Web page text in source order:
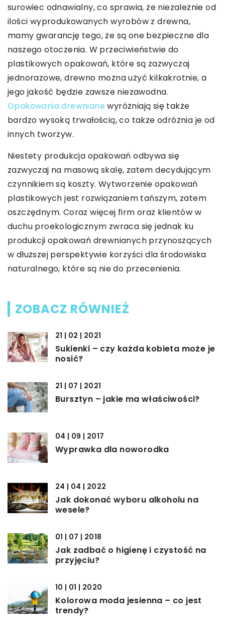
surowiec odnawialny, co sprawia, że niezależnie od
ilości wyprodukowanych wyrobów z drewna,
mamy gwarancję tego, że są one bezpieczne dla
naszego otoczenia. W przeciwieństwie do
plastikowych opakowań, które są zazwyczaj
jednorazowe, drewno można użyć kilkakrotnie, a
jego jakość będzie zawsze niezawodna.
Opakowania drewniane wyróżniają się także
bardzo wysoką trwałością, co także odróżnia je od
innych tworzyw.
Niestety produkcja opakowań odbywa się
zazwyczaj na masową skalę, zatem decydującym
czynnikiem są koszty. Wytworzenie opakowań
plastikowych jest rozwiązaniem tańszym, zatem
oszczędnym. Coraz więcej firm oraz klientów w
duchu proekologicznym zwraca się jednak ku
produkcji opakowań drewnianych przynoszących
w dłuższej perspektywie korzyści dla środowiska
naturalnego, które są nie do przecenienia.
ZOBACZ RÓWNIEŻ
21 | 02 | 2021
Sukienki – czy każda kobieta może je
nosić?
21 | 07 | 2021
Bursztyn – jakie ma właściwości?
04 | 09 | 2017
Wyprawka dla noworodka
24 | 04 | 2022
Jak dokonać wyboru alkoholu na
wesele?
01 | 07 | 2018
Jak zadbać o higienę i czystość na
przyjęciu?
10 | 01 | 2020
Kolorowa moda jesienna – co jest
trendy?